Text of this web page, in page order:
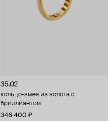
35.02
кольцо-змея из золота с
бриллиантом
346 400 ₽